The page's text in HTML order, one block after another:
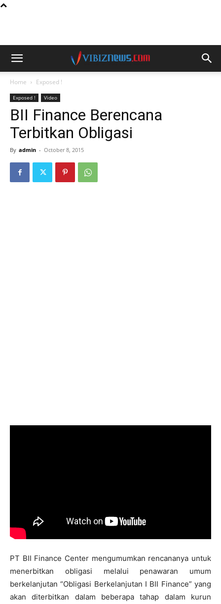
Home Exposed !
Exposed ! Video
BII Finance Berencana
Terbitkan Obligasi
By admin - October 8, 2015
PT BII Finance Center mengumumkan rencananya untuk
menerbitkan obligasi melalui penawaran umum
berkelanjutan “Obligasi‎ Berkelanjutan I BII Finance” yang
akan diterbitkan dalam beberapa tahap dalam kurun